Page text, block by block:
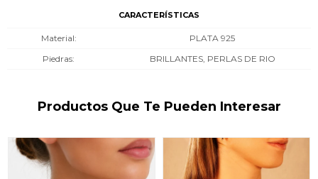
CARACTERÍSTICAS
Material
PLATA 925
Piedras
BRILLANTES, PERLAS DE RIO
Productos Que Te Pueden Interesar